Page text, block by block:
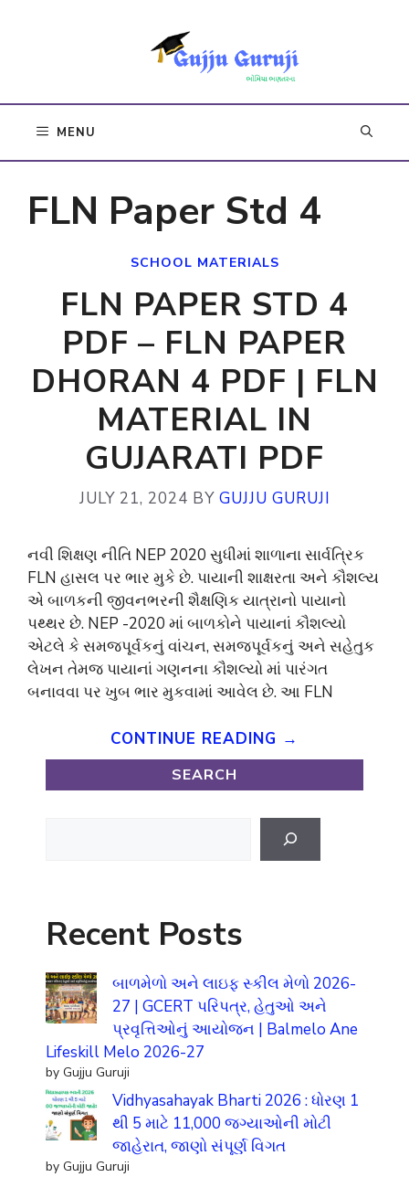
MENU
FLN Paper Std 4
SCHOOL MATERIALS
FLN PAPER STD 4
PDF – FLN PAPER
DHORAN 4 PDF | FLN
MATERIAL IN
GUJARATI PDF
JULY 21, 2024 BY GUJJU GURUJI
નવી શિક્ષણ નીતિ NEP 2020 સુધીમાં શાળાના સાર્વત્રિક
FLN હાસલ પર ભાર મુકે છે. પાયાની શાક્ષરતા અને કૌશલ્ય
એ બાળકની જીવનભરની શૈક્ષણિક યાત્રાનો પાયાનો
પથ્થર છે. NEP -2020 માં બાળકોને પાયાનાં કૌશલ્યો
એટલે કે સમજપૂર્વકનું વાંચન, સમજપૂર્વકનું અને સહેતુક
લેખન તેમજ પાયાનાં ગણનના કૌશલ્યો માં પારંગત
બનાવવા પર ખુબ ભાર મુકવામાં આવેલ છે. આ FLN
CONTINUE READING →
SEARCH
Recent Posts
બાળમેળો અને લાઇફ સ્કીલ મેળો 2026-
27 | GCERT પરિપત્ર, હેતુઓ અને
પ્રવૃત્તિઓનું આયોજન | Balmelo Ane
Lifeskill Melo 2026-27
by Gujju Guruji
Vidhyasahayak Bharti 2026 : ધોરણ 1
થી 5 માટે 11,000 જગ્યાઓની મોટી
જાહેરાત, જાણો સંપૂર્ણ વિગત
by Gujju Guruji